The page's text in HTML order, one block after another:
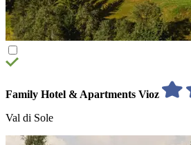
Family Hotel & Apartments Vioz
Val di Sole